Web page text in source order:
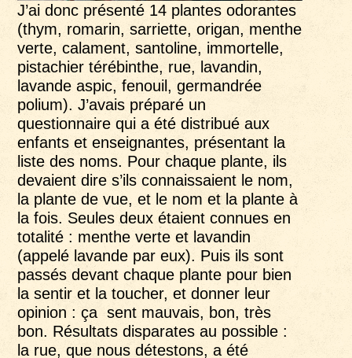
J’ai donc présenté 14 plantes odorantes
(thym, romarin, sarriette, origan, menthe
verte, calament, santoline, immortelle,
pistachier térébinthe, rue, lavandin,
lavande aspic, fenouil, germandrée
polium). J’avais préparé un
questionnaire qui a été distribué aux
enfants et enseignantes, présentant la
liste des noms. Pour chaque plante, ils
devaient dire s’ils connaissaient le nom,
la plante de vue, et le nom et la plante à
la fois. Seules deux étaient connues en
totalité : menthe verte et lavandin
(appelé lavande par eux). Puis ils sont
passés devant chaque plante pour bien
la sentir et la toucher, et donner leur
opinion : ça sent mauvais, bon, très
bon. Résultats disparates au possible :
la rue, que nous détestons, a été